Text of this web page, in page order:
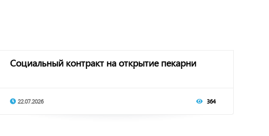
Социальный контракт на открытие пекарни
22.07.2026 364